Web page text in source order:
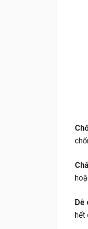
Dễ
hết